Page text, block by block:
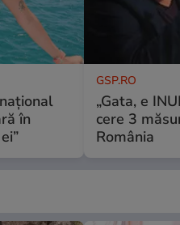
în
GSP.RO
„Gata, e
cere 3
România